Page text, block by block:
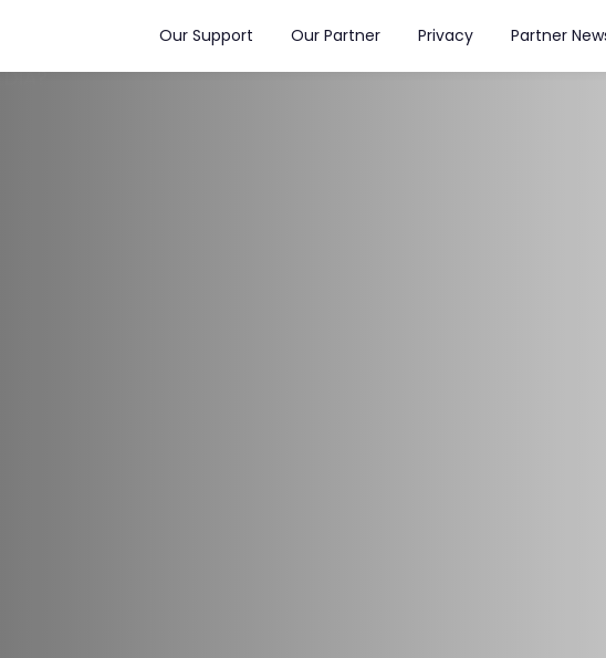
Our Support Our Partner Privacy Partner